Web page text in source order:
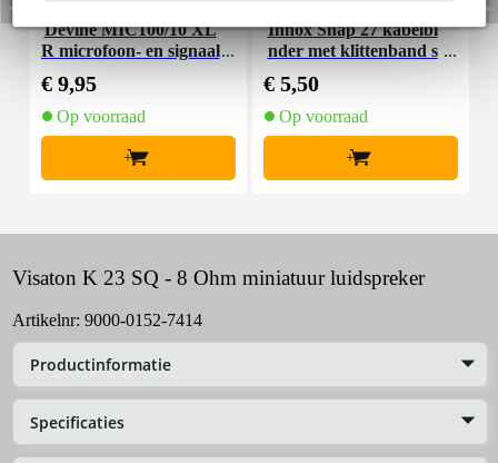
Devine MIC100/10 XL
R microfoon- en signaal
€ 9,95
Op voorraad
+
Innox Snap 27 kabelbi
nder met klittenband s
€ 5,50
Op voorraad
+
Visaton K 23 SQ - 8 Ohm miniatuur luidspreker
Artikelnr: 9000-0152-7414
Productinformatie
Specificaties